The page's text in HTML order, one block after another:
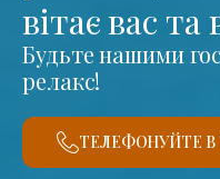
вітає вас
Будьте нашими
релакс!
ТЕЛЕФОНУЙТЕ